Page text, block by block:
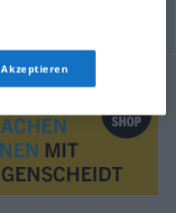
Akzeptieren